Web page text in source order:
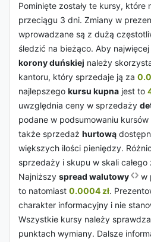
Pominięte zostały te kursy, które
przeciągu 3 dni. Zmiany w
wprowadzane są z dużą
śledzić na bieżąco. Aby
korony duńskiej należy
kantoru, który sprzedaje ją za
najlepszego kursu kupna jest to
uwzględnia ceny w sprzedaży
podane w podsumowaniu
także sprzedaż hurtową
większych ilości pieniędzy.
sprzedaży i skupu w skali
Najniższy spread walutowy
w
to natomiast 0.0004 zł.
charakter informacyjny i nie
Wszystkie kursy należy
punktach wymiany. Dalsze